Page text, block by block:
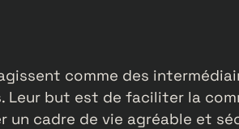
comme des
but est de faciliter la
cadre de vie agréable et